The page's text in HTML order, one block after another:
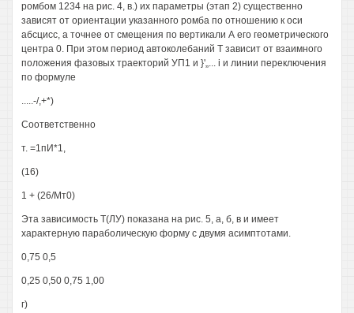
ромбом 1234 на рис. 4, в.) их параметры (этап 2) существенно
зависят от ориентации указанного ромба по отношению к оси
абсцисс, а точнее от смещения по вертикали А его геометрического
центра 0. При этом период автоколебаний Т зависит от взаимного
положения фазовых траекторий УП1 и }'„... i и линии переключения
по формуле
.....-/,+*)
Соответственно
т. =1пИ*1,
(16)
1 + (26/Мт0)
Эта зависимость Т(ЛУ) показана на рис. 5, а, б, в и имеет
характерную параболическую форму с двумя асимптотами.
0,75 0,5
0,25 0,50 0,75 1,00
г)